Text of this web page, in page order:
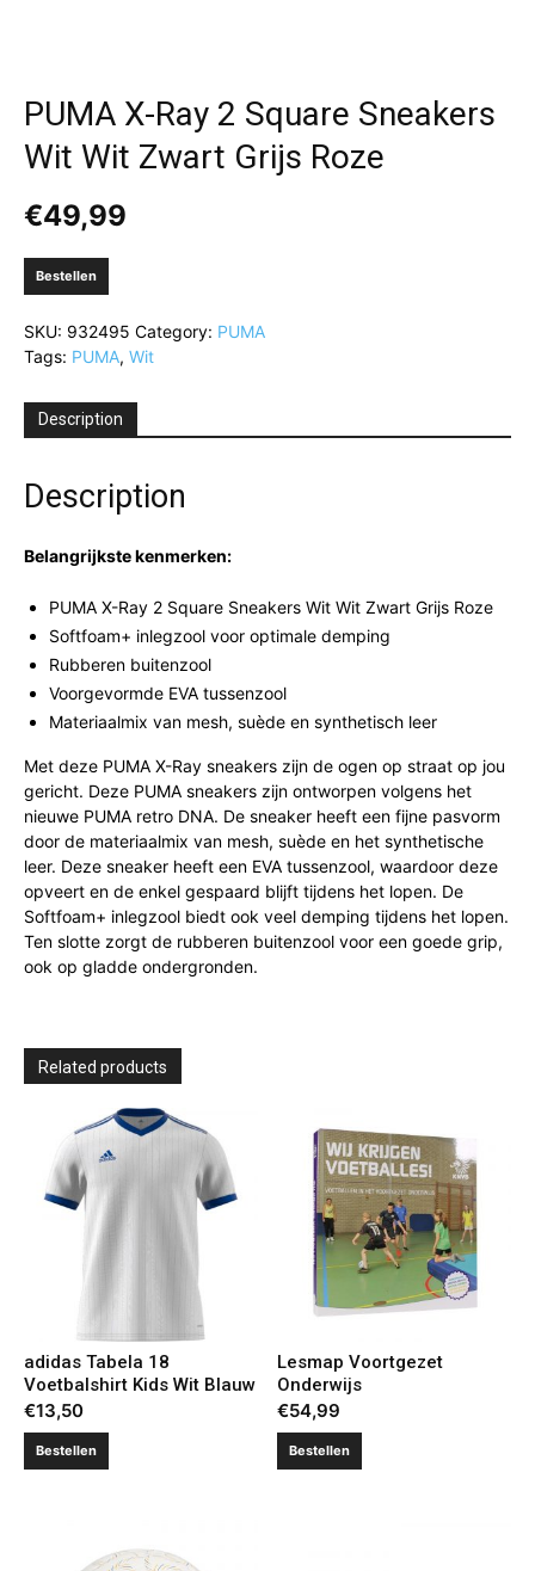
PUMA X-Ray 2 Square Sneakers
Wit Wit Zwart Grijs Roze
€49,99
Bestellen
SKU: 932495 Category: PUMA
Tags: PUMA, Wit
Description
Description
Belangrijkste kenmerken:
PUMA X-Ray 2 Square Sneakers Wit Wit Zwart Grijs Roze
Softfoam+ inlegzool voor optimale demping
Rubberen buitenzool
Voorgevormde EVA tussenzool
Materiaalmix van mesh, suède en synthetisch leer
Met deze PUMA X-Ray sneakers zijn de ogen op straat op jou
gericht. Deze PUMA sneakers zijn ontworpen volgens het
nieuwe PUMA retro DNA. De sneaker heeft een fijne pasvorm
door de materiaalmix van mesh, suède en het synthetische
leer. Deze sneaker heeft een EVA tussenzool, waardoor deze
opveert en de enkel gespaard blijft tijdens het lopen. De
Softfoam+ inlegzool biedt ook veel demping tijdens het lopen.
Ten slotte zorgt de rubberen buitenzool voor een goede grip,
ook op gladde ondergronden.
Related products
adidas Tabela 18
Voetbalshirt Kids Wit Blauw
€13,50
Bestellen
Lesmap Voortgezet
Onderwijs
€54,99
Bestellen